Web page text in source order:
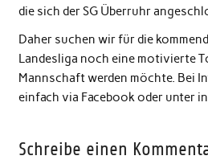
die sich der SG Überruhr
Daher suchen wir für die
Landesliga noch eine motivierte
Mannschaft werden möchte. Bei
einfach via Facebook oder unter
Schreibe einen